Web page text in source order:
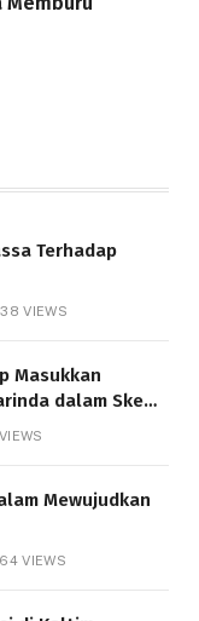
Terhadap
VIEWS
Masukkan
dalam Skema
Gratispol
VIEWS
Mewujudkan
VIEWS